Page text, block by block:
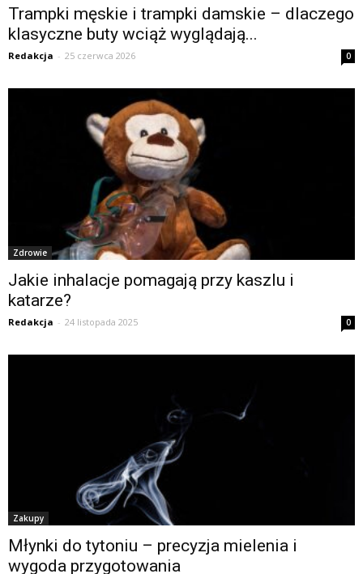
Trampki męskie i trampki damskie – dlaczego
klasyczne buty wciąż wyglądają...
Redakcja - 25 czerwca 2026 0
Zdrowie
Jakie inhalacje pomagają przy kaszlu i
katarze?
Redakcja - 24 listopada 2025 0
Zakupy
Młynki do tytoniu – precyzja mielenia i
wygoda przygotowania